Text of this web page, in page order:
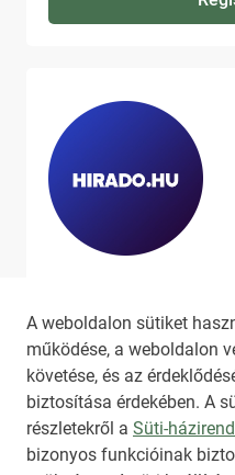
A weboldalon sütiket
működése, a weboldalon
követése, és az
biztosítása érdekében. A
részletekről a Süti-
bizonyos funkcióinak
látni,
oldalát!
HIRADO.HU